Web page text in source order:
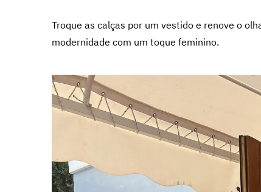
Troque as calças por um vestido e renove o
modernidade com um toque feminino.